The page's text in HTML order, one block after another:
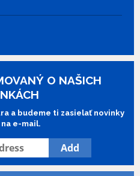
O NAŠICH
a budeme ti zasielať novinky
e-mail.